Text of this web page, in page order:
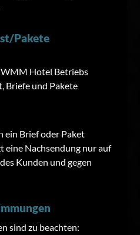
Pakete
Hotel Betriebs
Briefe und Pakete
ein Brief oder Paket
eine Nachsendung nur auf
Kunden und gegen
sind zu beachten: